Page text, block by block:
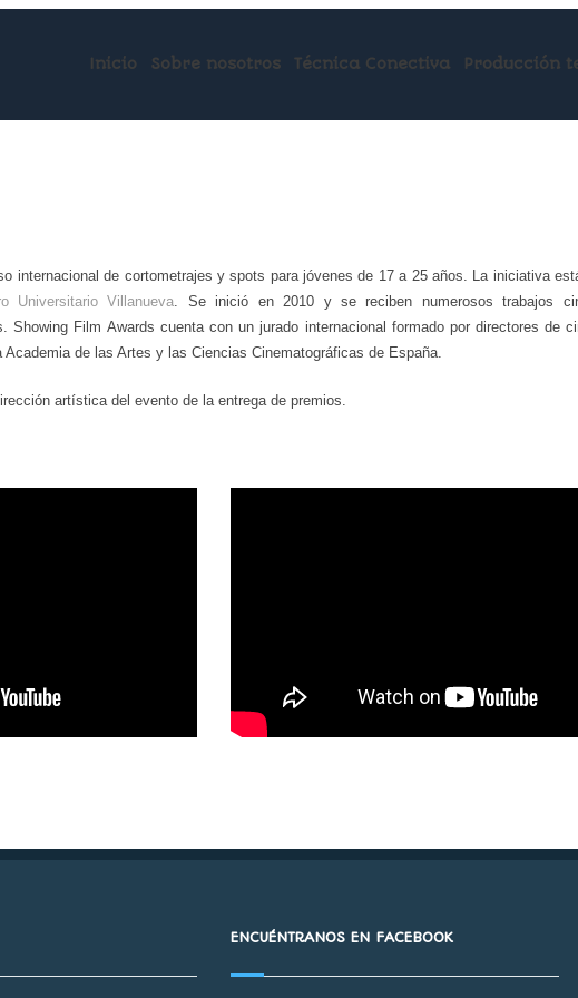
Inicio Sobre nosotros Técnica Conectiva Producción
internacional de cortometrajes y spots para jóvenes de 17 a 25 años. La iniciativa
Universitario Villanueva. Se inició en 2010 y se reciben numerosos trabajos
Showing Film Awards cuenta con un jurado internacional formado por directores de
de las Artes y las Ciencias Cinematográficas de España.
artística del evento de la entrega de premios.
ENCUÉNTRANOS EN FACEBOOK